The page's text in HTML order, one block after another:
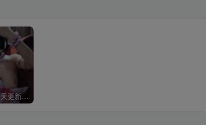
配菜更新 2025.1.2（每天更新五组）